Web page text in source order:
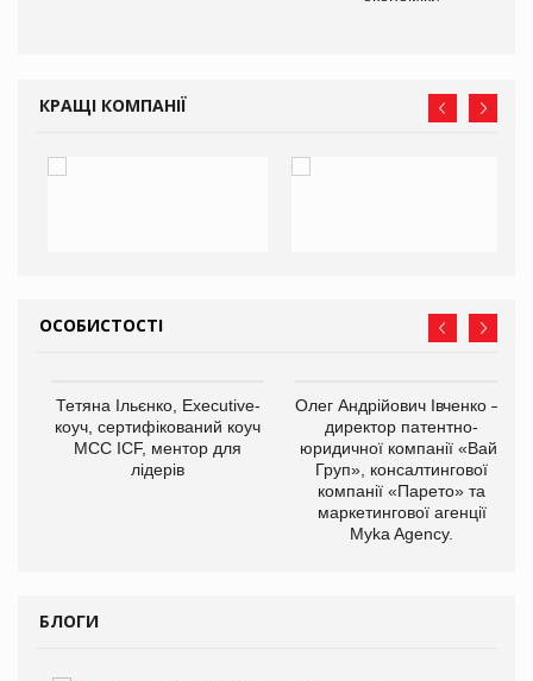
КРАЩІ КОМПАНІЇ
ОСОБИСТОСТІ
Тетяна Ільєнко, Executive-
коуч, сертифікований коуч
МСС ICF, ментор для
лідерів
Олег Андрійович Івченко —
директор патентно-
юридичної компанії «Вайз
Груп», консалтингової
компанії «Парето» та
маркетингової агенції
Myka Agency.
БЛОГИ